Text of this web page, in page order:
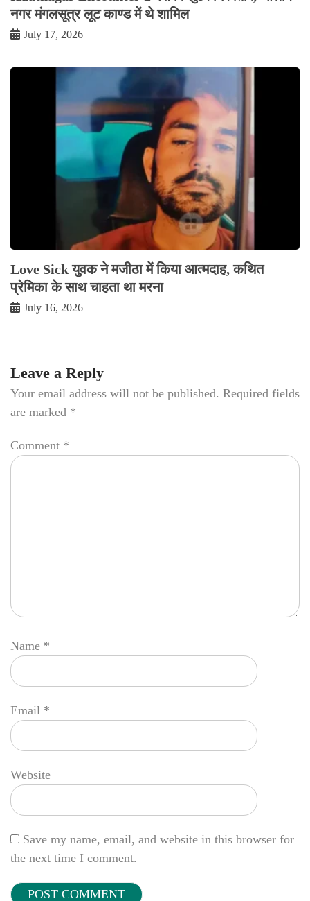
नगर मंगलसूत्र लूट काण्‍ड में थे शामिल
July 17, 2026
Love Sick युवक ने मजीठा में किया आत्मदाह, कथित
प्रेमिका के साथ चाहता था मरना
July 16, 2026
Leave a Reply
Your email address will not be published. Required fields
are marked *
Comment *
Name *
Email *
Website
Save my name, email, and website in this browser for
the next time I comment.